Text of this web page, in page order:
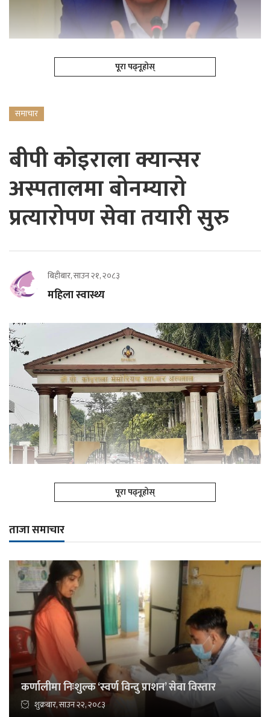
पूरा पढ्नूहोस्
समाचार
बीपी कोइराला क्यान्सर
अस्पतालमा बोनम्यारो
प्रत्यारोपण सेवा तयारी सुरु
बिहीबार, साउन २१, २०८३
महिला स्वास्थ्य
पूरा पढ्नूहोस्
ताजा समाचार
कर्णालीमा निःशुल्क ‘स्वर्ण विन्दु प्राशन’ सेवा विस्तार
शुक्रबार, साउन २२, २०८३